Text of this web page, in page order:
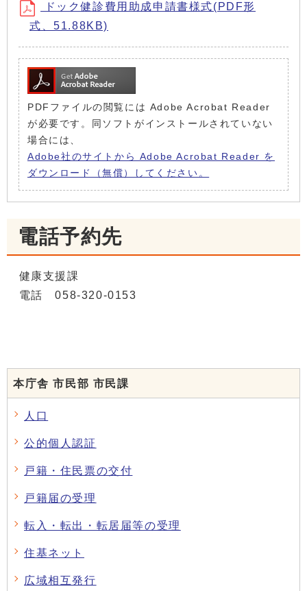
ドック健診費用助成申請書様式(PDF形
式、51.88KB)
PDFファイルの閲覧には Adobe Acrobat Reader
が必要です。同ソフトがインストールされていない
場合には、
Adobe社のサイトから Adobe Acrobat Reader を
ダウンロード（無償）してください。
電話予約先
健康支援課
電話 058-320-0153
本庁舎 市民部 市民課
人口
公的個人認証
戸籍・住民票の交付
戸籍届の受理
転入・転出・転居届等の受理
住基ネット
広域相互発行